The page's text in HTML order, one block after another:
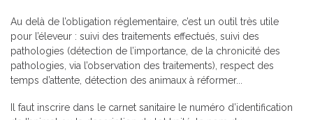
Au delà de l’obligation réglementaire, c’est un outil très utile
pour l’éleveur : suivi des traitements effectués, suivi des
pathologies (détection de l’importance, de la chronicité des
pathologies, via l’observation des traitements), respect des
temps d’attente, détection des animaux à réformer...
Il faut inscrire dans le carnet sanitaire le numéro d’identification